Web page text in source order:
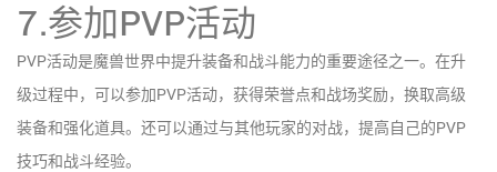
7.参加PVP活动
PVP活动是魔兽世界中提升装备和战斗能力的重要途径之一。在升
级过程中，可以参加PVP活动，获得荣誉点和战场奖励，换取高级
装备和强化道具。还可以通过与其他玩家的对战，提高自己的PVP
技巧和战斗经验。